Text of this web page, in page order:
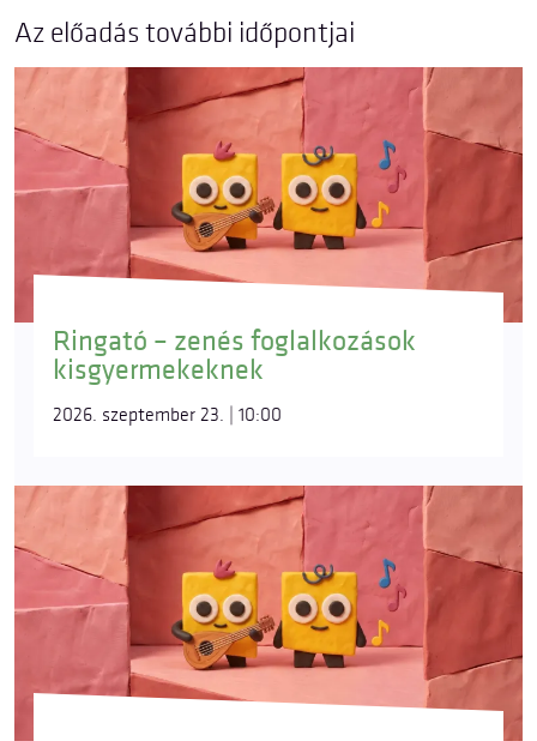
Az előadás további időpontjai
Ringató – zenés foglalkozások
kisgyermekeknek
2026. szeptember 23. | 10:00